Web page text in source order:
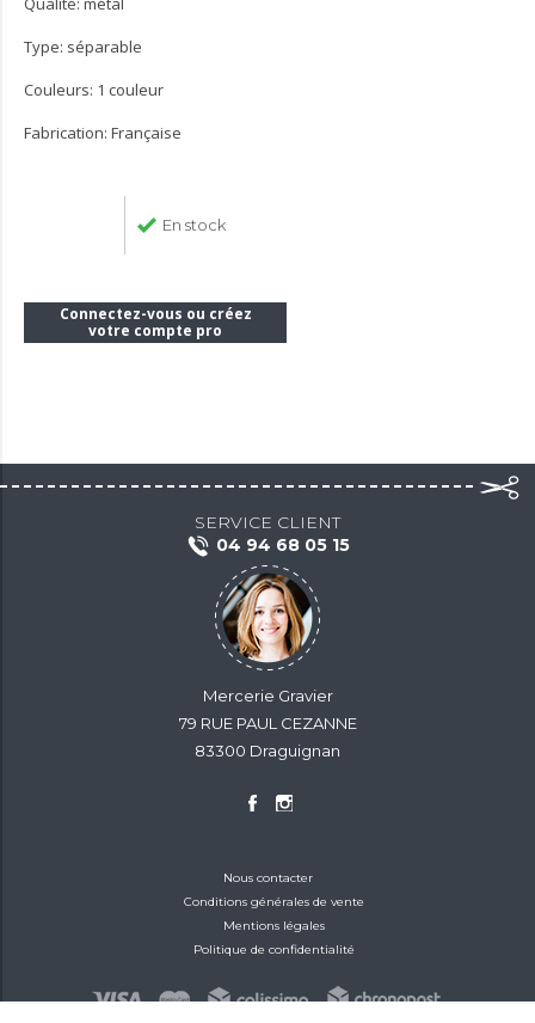
Type: séparable
Couleurs: 1 couleur
Fabrication: Française
En stock
Connectez-vous ou créez
votre compte pro
SERVICE CLIENT
04 94 68 05 15
Mercerie Gravier
79 RUE PAUL CEZANNE
83300 Draguignan
Nous contacter
Conditions générales de vente
Mentions légales
Politique de confidentialité